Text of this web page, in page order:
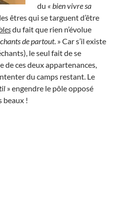
du « bien vivre sa
êtres qui se targuent d’être
du fait que rien n’évolue
de partout. » Car s’il existe
le seul fait de se
de ces deux appartenances,
du camps restant. Le
» engendre le pôle opposé
beaux !